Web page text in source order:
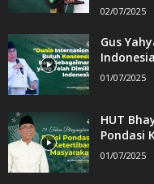
02/07/2025
Gus
01/07/2025
HUT
Pondasi
01/07/2025